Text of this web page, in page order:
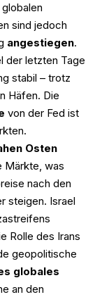
sind jedoch
angestiegen.
der letzten Tage
stabil – trotz
Häfen. Die
von der Fed ist
Osten
Märkte, was
nach den
steigen. Israel
Rolle des Irans
geopolitische
globales
an den